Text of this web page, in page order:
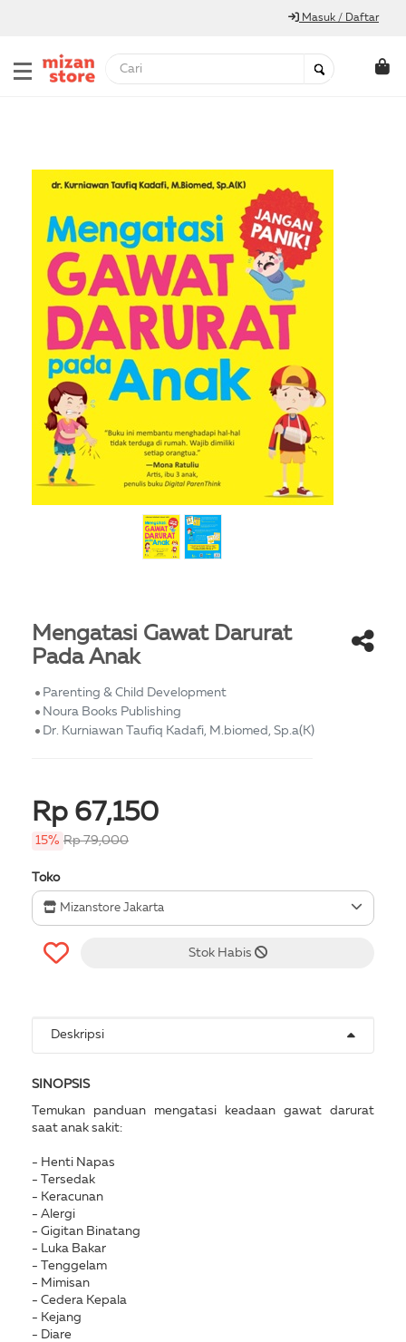
Masuk / Daftar
Mengatasi Gawat Darurat
Pada Anak
Parenting & Child Development
Noura Books Publishing
Dr. Kurniawan Taufiq Kadafi, M.biomed, Sp.a(K)
Rp 67,150
15% Rp 79,000
Toko
Mizanstore Jakarta
Stok Habis
Deskripsi
SINOPSIS
Temukan panduan mengatasi keadaan gawat darurat
saat anak sakit:
- Henti Napas
- Tersedak
- Keracunan
- Alergi
- Gigitan Binatang
- Luka Bakar
- Tenggelam
- Mimisan
- Cedera Kepala
- Kejang
- Diare